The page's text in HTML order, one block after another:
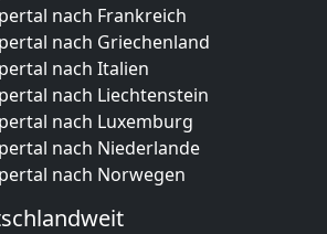
nach Frankreich
nach Griechenland
nach Italien
nach Liechtenstein
nach Luxemburg
nach Niederlande
nach Norwegen